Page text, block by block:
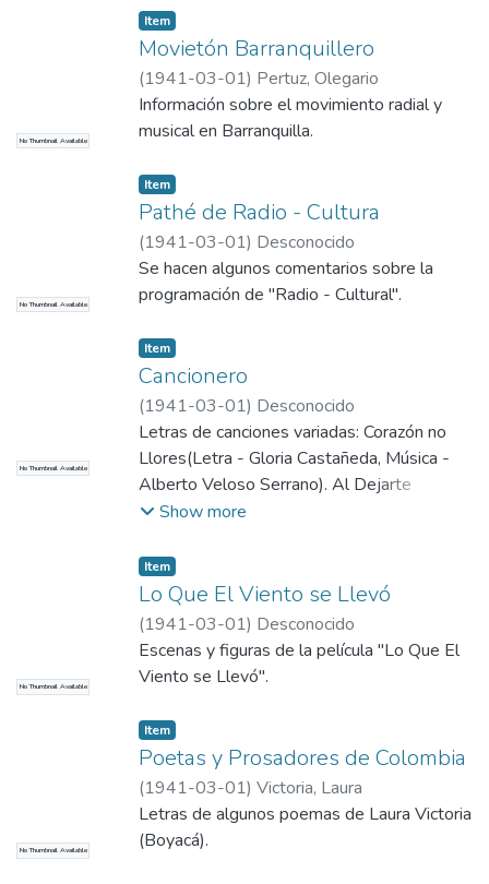
No Thumbnail Available
Item
Movietón Barranquillero
(1941-03-01) Pertuz, Olegario
Información sobre el movimiento radial y
musical en Barranquilla.
No Thumbnail Available
Item
Pathé de Radio - Cultura
(1941-03-01) Desconocido
Se hacen algunos comentarios sobre la
programación de "Radio - Cultural".
No Thumbnail Available
Item
Cancionero
(1941-03-01) Desconocido
Letras de canciones variadas: Corazón no
Llores(Letra - Gloria Castañeda, Música -
Alberto Veloso Serrano). Al Dejarte
(Virtudes Sánchez Cámara)=Tango, Besos
Show more
No Thumbnail Available
Item
Lo Que El Viento se Llevó
(1941-03-01) Desconocido
Escenas y figuras de la película "Lo Que El
Viento se Llevó".
No Thumbnail Available
Item
Poetas y Prosadores de Colombia
(1941-03-01) Victoria, Laura
Letras de algunos poemas de Laura Victoria
(Boyacá).